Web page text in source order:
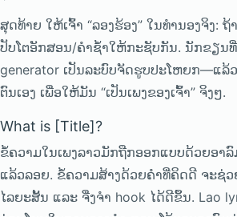
ສຸດທ້າຍ ໃຫ້ເຈົ້າ “ລອງຮ້ອງ” ໃນທຳນອງຈິງ:
ປັບໂຕອັກສອນ/ຄຳຊ້ຳໃຫ້ກະຊັບກັນ. ນັກຂຽນ
generator ເປັນລະບົບຈັດຮູບປະໂຫຍກ—ແລ້
ຕົນເອງ ເພື່ອໃຫ້ມັນ “ເປັນເພງຂອງເຈົ້າ” ຈິງໆ.
What is [Title]?
ຂໍ້ຄວາມໃນເພງລາວມັກຖືກອອກແບບດ້ວຍອາ
ແລ້ວລອຍ. ຂໍ້ຄວາມສ້າງດ້ວຍຄຳທີ່ຄິດດີ ຈະຊ່ວ
ໄລຍະສັ້ນ ແລະ ຈື່ງຈຳ hook ໄດ້ດີຂຶ້ນ. Lao